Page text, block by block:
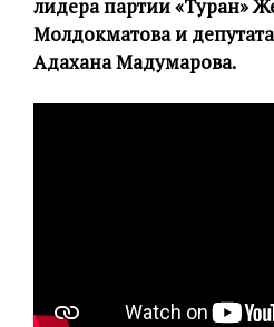
лидера партии «Туран»
Молдокматова и
Адахана Мадумарова.